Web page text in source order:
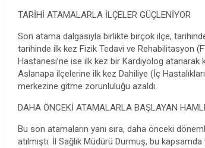
TARİHİ ATAMALARLA İLÇELER GÜÇLENİYOR
Son atama dalgasıyla birlikte birçok ilçe,
tarihinde ilk kez Fizik Tedavi ve Rehabilitasyon
Hastanesi’ne ise ilk kez bir Kardiyolog atanarak
Aslanapa ilçelerine ilk kez Dahiliye (İç
merkezine gitme zorunluluğu azaldı.
DAHA ÖNCEKİ ATAMALARLA BAŞLAYAN
Bu son atamaların yanı sıra, daha önceki
atılmıştı. İl Sağlık Müdürü Durmuş, bu